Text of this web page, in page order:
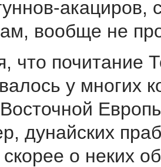
акациров,
вообще не
что почитание
у многих
дунайских
скорее о неких